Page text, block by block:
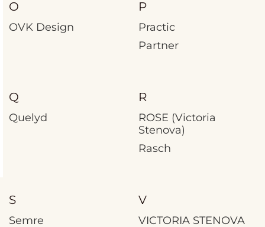
O
OVK Design
P
Practic
Partner
Q
Quelyd
R
ROSE (Victoria
Stenova)
Rasch
S
Semre
V
VICTORIA STENOVA